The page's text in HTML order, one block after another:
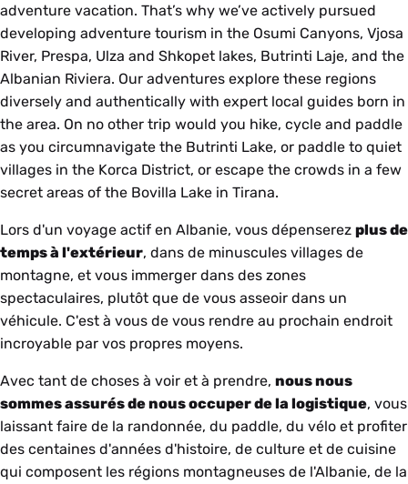
adventure vacation. That’s why we’ve actively pursued
developing adventure tourism in the Osumi Canyons, Vjosa
River, Prespa, Ulza and Shkopet lakes, Butrinti Laje, and the
Albanian Riviera. Our adventures explore these regions
diversely and authentically with expert local guides born in
the area. On no other trip would you hike, cycle and paddle
as you circumnavigate the Butrinti Lake, or paddle to quiet
villages in the Korca District, or escape the crowds in a few
secret areas of the Bovilla Lake in Tirana.
Lors d'un voyage actif en Albanie, vous dépenserez plus de
temps à l'extérieur, dans de minuscules villages de
montagne, et vous immerger dans des zones
spectaculaires, plutôt que de vous asseoir dans un
véhicule. C'est à vous de vous rendre au prochain endroit
incroyable par vos propres moyens.
Avec tant de choses à voir et à prendre, nous nous
sommes assurés de nous occuper de la logistique, vous
laissant faire de la randonnée, du paddle, du vélo et profiter
des centaines d'années d'histoire, de culture et de cuisine
qui composent les régions montagneuses de l'Albanie, de la